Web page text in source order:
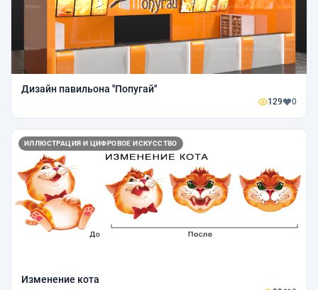
Дизайн павильона ''Попугай''
129 0
ИЛЛЮСТРАЦИЯ И ЦИФРОВОЕ ИСКУССТВО
Изменение кота